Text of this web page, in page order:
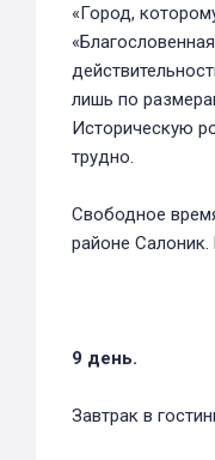
«Город,
лишь по
Историческую
трудно.
Свободное
районе Салоник.
9 день.
Завтрак в